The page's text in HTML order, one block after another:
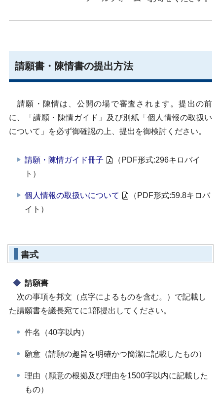
請願書・陳情書の提出方法
請願・陳情は、公開の場で審査されます。提出の前
に、「請願・陳情ガイド」及び別紙「個人情報の取扱い
について」を必ず御確認の上、提出を御検討ください。
請願・陳情ガイド冊子
（PDF形式:296キロバイ
ト）
個人情報の取扱いについて
（PDF形式:59.8キロバ
イト）
書式
請願書
次の事項を邦文（点字によるものを含む。）で記載し
た請願書を議長宛てに1部提出してください。
件名（40字以内）
願意（請願の趣旨を明確かつ簡潔に記載したもの）
理由（願意の根拠及び理由を1500字以内に記載した
もの）